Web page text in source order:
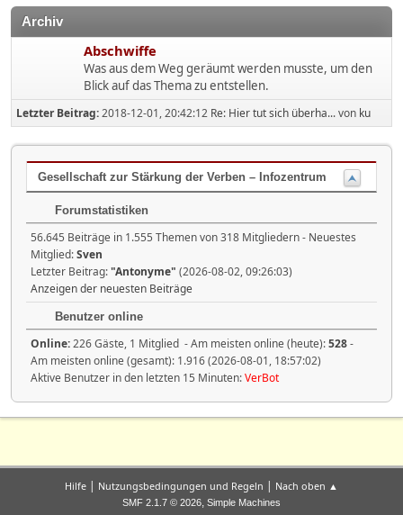
Archiv
Abschwiffe
Was aus dem Weg geräumt werden musste, um den
Blick auf das Thema zu entstellen.
Letzter Beitrag:2018-12-01, 20:42:12 Re: Hier tut sich überha...von ku
Gesellschaft zur Stärkung der Verben – Infozentrum
Forumstatistiken
56.645 Beiträge in 1.555 Themen von 318 Mitgliedern - Neuestes
Mitglied:Sven
Letzter Beitrag:"Antonyme" (2026-08-02, 09:26:03)
Anzeigen der neuesten Beiträge
Benutzer online
Online:226 Gäste, 1 Mitglied - Am meisten online (heute):528-
Am meisten online (gesamt): 1.916 (2026-08-01, 18:57:02)
Aktive Benutzer in den letzten 15 Minuten:VerBot
Hilfe | Nutzungsbedingungen und Regeln | Nach oben ▲
SMF 2.1.7 © 2026, Simple Machines